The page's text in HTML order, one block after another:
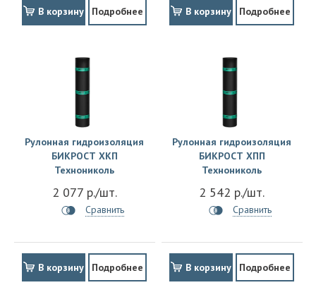
В корзину Подробнее В корзину Подробнее
Рулонная гидроизоляция
БИКРОСТ ХКП
Технониколь
2 077 р./шт.
Сравнить
В корзину Подробнее
Рулонная гидроизоляция
БИКРОСТ ХПП
Технониколь
2 542 р./шт.
Сравнить
В корзину Подробнее